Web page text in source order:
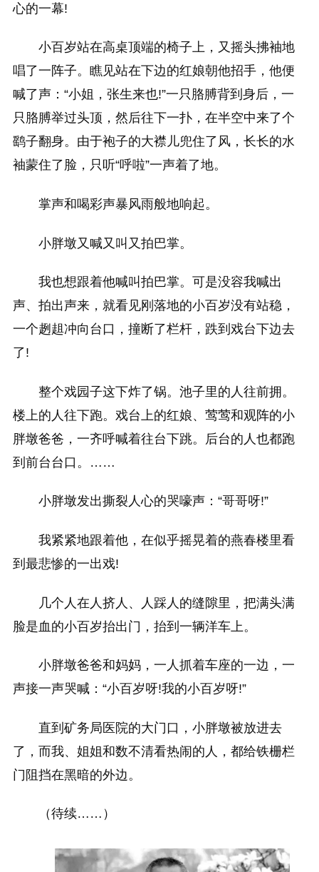
心的一幕!
小百岁站在高桌顶端的椅子上，又摇头拂袖地
唱了一阵子。瞧见站在下边的红娘朝他招手，他便
喊了声：“小姐，张生来也!”一只胳膊背到身后，一
只胳膊举过头顶，然后往下一扑，在半空中来了个
鹞子翻身。由于袍子的大襟儿兜住了风，长长的水
袖蒙住了脸，只听“呼啦”一声着了地。
掌声和喝彩声暴风雨般地响起。
小胖墩又喊又叫又拍巴掌。
我也想跟着他喊叫拍巴掌。可是没容我喊出
声、拍出声来，就看见刚落地的小百岁没有站稳，
一个趔趄冲向台口，撞断了栏杆，跌到戏台下边去
了!
整个戏园子这下炸了锅。池子里的人往前拥。
楼上的人往下跑。戏台上的红娘、莺莺和观阵的小
胖墩爸爸，一齐呼喊着往台下跳。后台的人也都跑
到前台台口。……
小胖墩发出撕裂人心的哭嚎声：“哥哥呀!”
我紧紧地跟着他，在似乎摇晃着的燕春楼里看
到最悲惨的一出戏!
几个人在人挤人、人踩人的缝隙里，把满头满
脸是血的小百岁抬出门，抬到一辆洋车上。
小胖墩爸爸和妈妈，一人抓着车座的一边，一
声接一声哭喊：“小百岁呀!我的小百岁呀!”
直到矿务局医院的大门口，小胖墩被放进去
了，而我、姐姐和数不清看热闹的人，都给铁栅栏
门阻挡在黑暗的外边。
（待续……）